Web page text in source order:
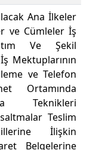
Ana İlkeler
ve Cümleler İş
Ve Şekil
Mektuplarının
ve Telefon
Ortamında
Teknikleri
Teslim
İlişkin
Belgelerine